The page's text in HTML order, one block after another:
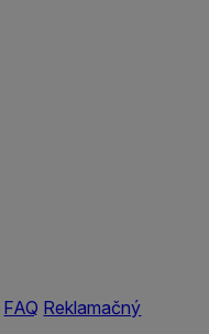
FAQ Reklamačný